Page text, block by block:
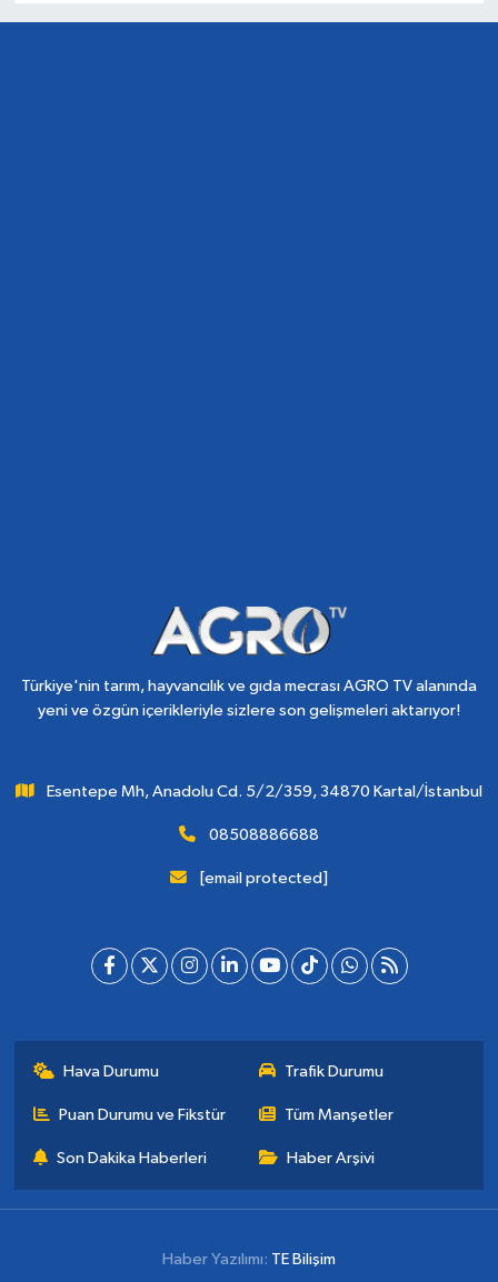
Türkiye'nin tarım, hayvancılık ve gıda mecrası AGRO TV alanında
yeni ve özgün içerikleriyle sizlere son gelişmeleri aktarıyor!
Esentepe Mh, Anadolu Cd. 5/2/359, 34870 Kartal/İstanbul
08508886688
[email protected]
Hava Durumu Trafik Durumu
Puan Durumu ve Fikstür Tüm Manşetler
Son Dakika Haberleri Haber Arşivi
Haber Yazılımı: TE Bilişim